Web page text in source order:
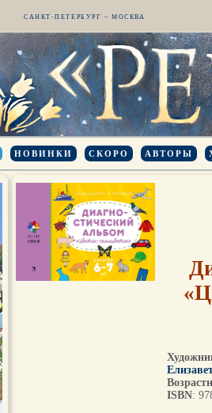
САНКТ-ПЕТЕРБУРГ – МОСКВА
НОВИНКИ СКОРО АВТОРЫ
ISBN: